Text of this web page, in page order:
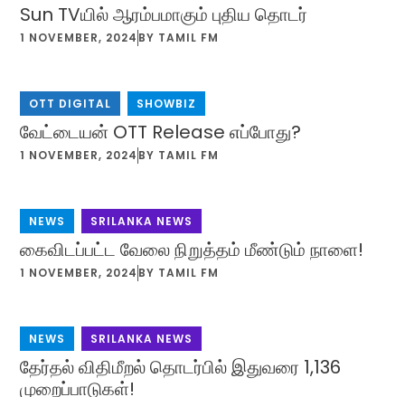
Sun TVயில் ஆரம்பமாகும் புதிய தொடர்
1 NOVEMBER, 2024 BY TAMIL FM
OTT DIGITAL SHOWBIZ
வேட்டையன் OTT Release எப்போது?
1 NOVEMBER, 2024 BY TAMIL FM
NEWS SRILANKA NEWS
கைவிடப்பட்ட வேலை நிறுத்தம் மீண்டும் நாளை!
1 NOVEMBER, 2024 BY TAMIL FM
NEWS SRILANKA NEWS
தேர்தல் விதிமீறல் தொடர்பில் இதுவரை 1,136
முறைப்பாடுகள்!